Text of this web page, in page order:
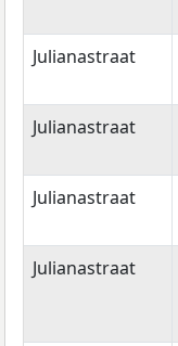
Julianastraat
Julianastraat
Julianastraat
Julianastraat